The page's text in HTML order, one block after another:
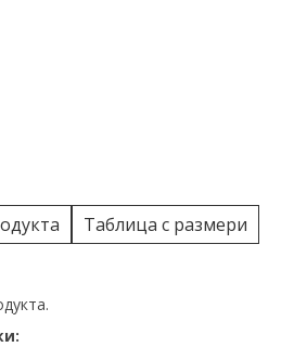
Таблица с размери